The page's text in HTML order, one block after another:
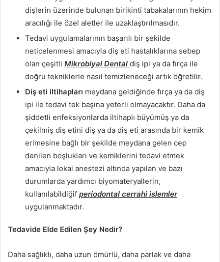
dişlerin üzerinde bulunan birikinti tabakalarının hekim
aracılığı ile özel aletler ile uzaklaştırılmasıdır.
Tedavi uygulamalarının başarılı bir şekilde
neticelenmesi amacıyla diş eti hastalıklarına sebep
olan çeşitli Mikrobiyal Dental diş ipi ya da fırça ile
doğru tekniklerle nasıl temizleneceği artık öğretilir.
Diş eti iltihapları meydana geldiğinde fırça ya da diş
ipi ile tedavi tek başına yeterli olmayacaktır. Daha da
şiddetli enfeksiyonlarda iltihaplı büyümüş ya da
çekilmiş diş etini diş ya da diş eti arasında bir kemik
erimesine bağlı bir şekilde meydana gelen cep
denilen boşlukları ve kemiklerini tedavi etmek
amacıyla lokal anestezi altında yapılan ve bazı
durumlarda yardımcı biyomateryallerin,
kullanılabildiğif periodontal cerrahi işlemler
uygulanmaktadır.
Tedavide Elde Edilen Şey Nedir?
Daha sağlıklı, daha uzun ömürlü, daha parlak ve daha